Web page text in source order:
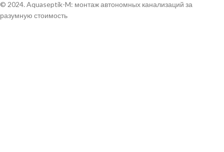
© 2024. Aquaseptik-M: монтаж автономных канализаций за
разумную стоимость